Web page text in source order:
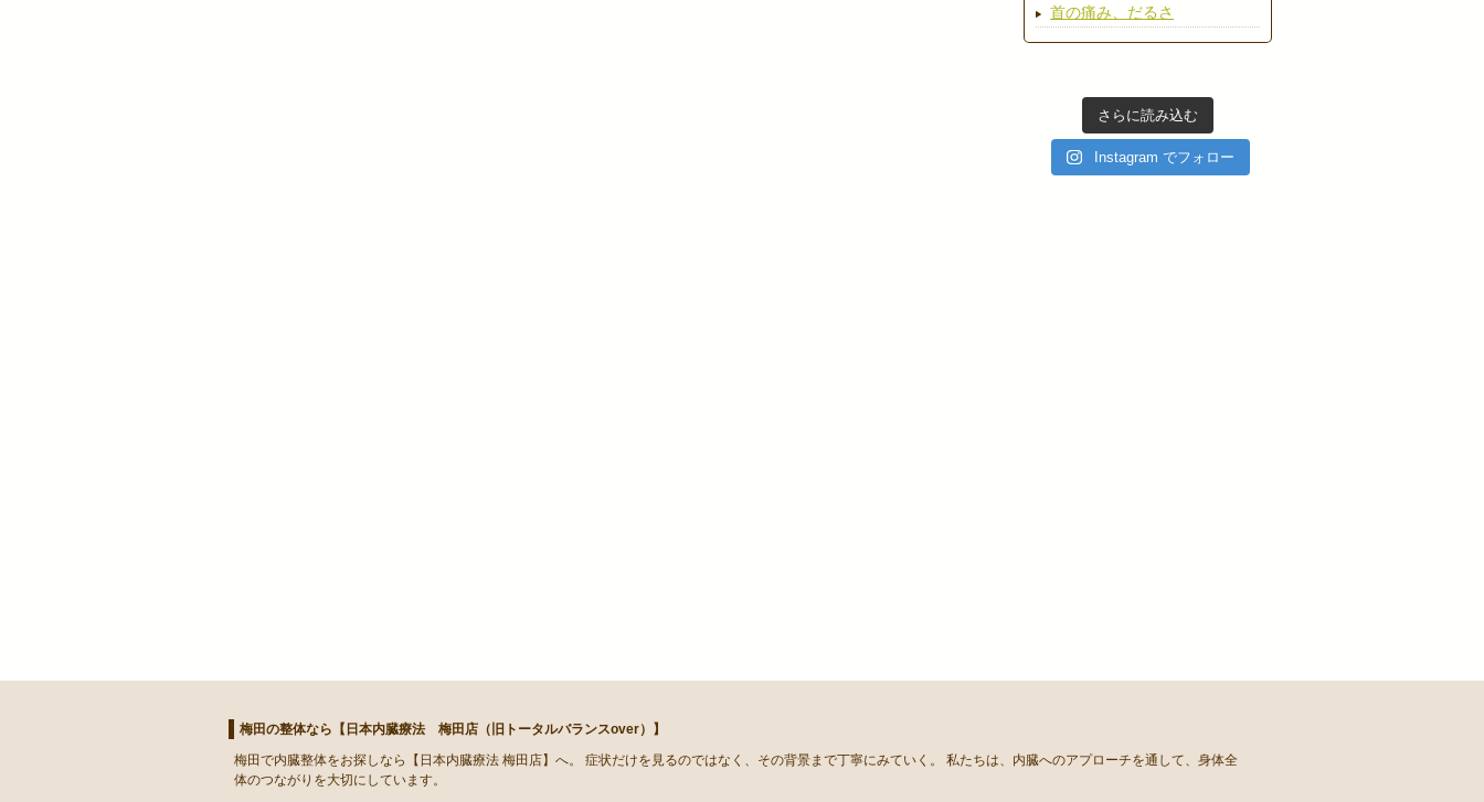
首の痛み、だるさ
さらに読み込む
Instagram でフォロー
梅田の整体なら【日本内臓療法 梅田店（旧トータルバランスover）】
梅田で内臓整体をお探しなら【日本内臓療法 梅田店】へ。 症状だけを見るのではなく、その背景まで丁寧にみていく。 私たちは、内臓へのアプローチを通して、身体全
体のつながりを大切にしています。